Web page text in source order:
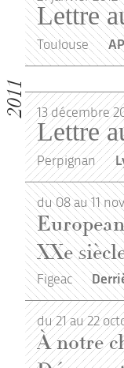
Lettre
Toulouse
2011 13 décembre
Lettre
Perpignan
du 08 au 11
XXe
Figeac
du 21 au 22
À notre